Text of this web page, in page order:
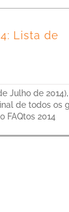
Lista de
Julho de
de todos os
FAQtos 2014